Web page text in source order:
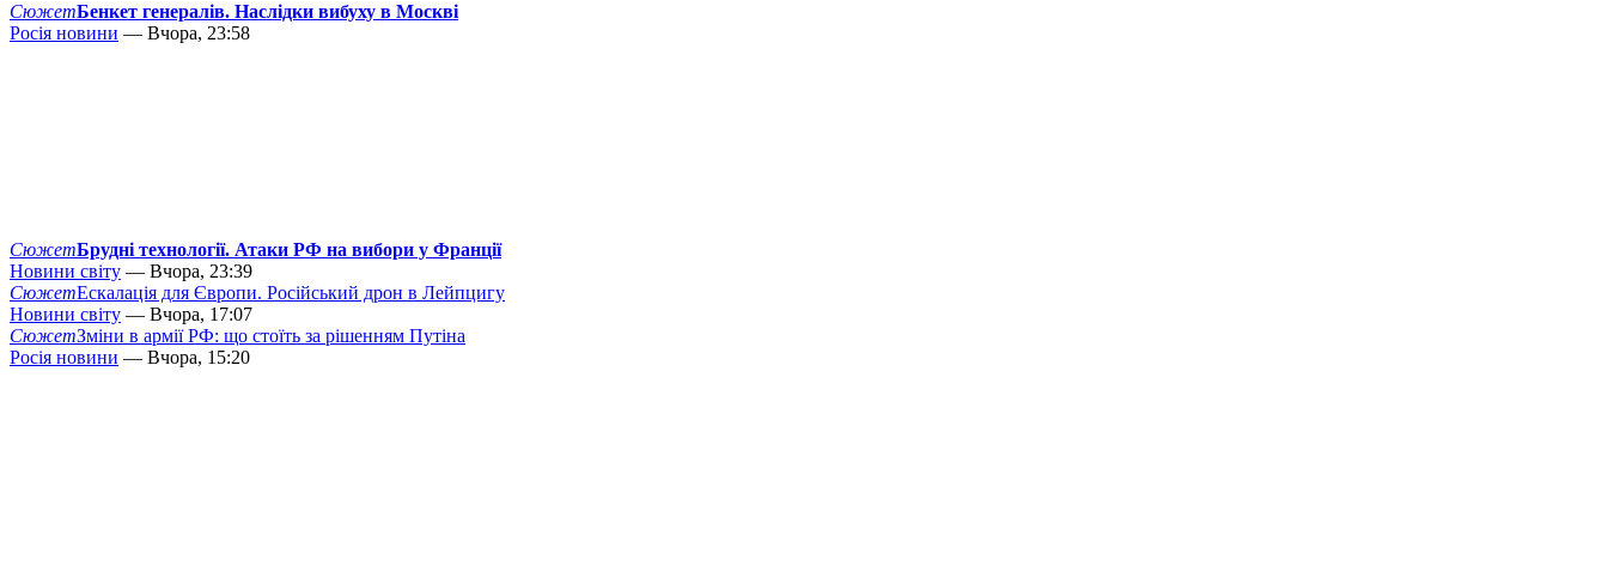
СюжетБенкет генералів. Наслідки вибуху в Москві
Росія новини — Вчора, 23:58
СюжетБрудні технології. Атаки РФ на вибори у Франції
Новини світу — Вчора, 23:39
СюжетЕскалація для Європи. Російський дрон в Лейпцигу
Новини світу — Вчора, 17:07
СюжетЗміни в армії РФ: що стоїть за рішенням Путіна
Росія новини — Вчора, 15:20